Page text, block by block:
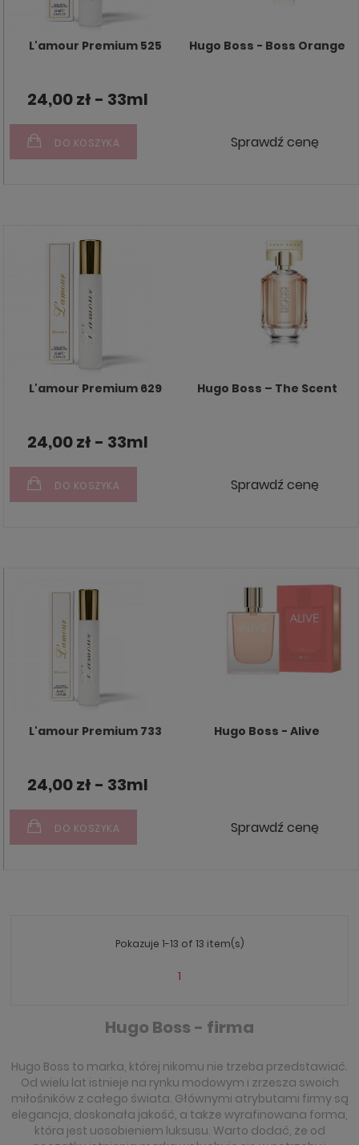
L'amour Premium 525 Hugo Boss - Boss Orange
24,00 zł - 33ml
DO KOSZYKA Sprawdź cenę
L'amour Premium 629 Hugo Boss – The Scent
24,00 zł - 33ml
DO KOSZYKA Sprawdź cenę
L'amour Premium 733 Hugo Boss - Alive
24,00 zł - 33ml
DO KOSZYKA Sprawdź cenę
Pokazuje 1-13 of 13 item(s)
1
Hugo Boss - firma
Hugo Boss to marka, której nikomu nie trzeba przedstawiać.
Od wielu lat istnieje na rynku modowym i zrzesza swoich
miłośników z całego świata. Głównymi atrybutami firmy są
elegancja, doskonała jakość, a także wyrafinowana forma,
która jest uosobieniem luksusu. Warto dodać, że od